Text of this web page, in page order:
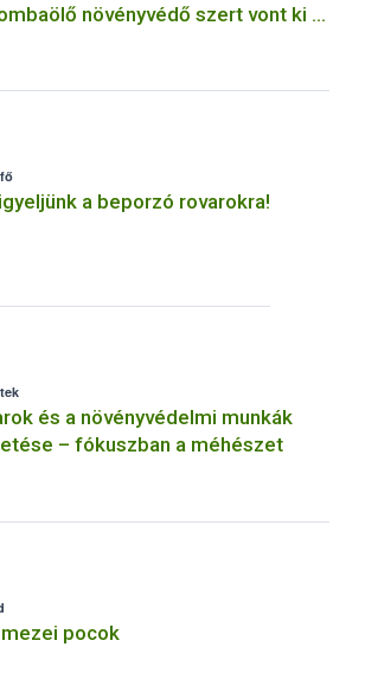
növényvédő szert vont ki a
a beporzó rovarokra!
és a növényvédelmi munkák
– fókuszban a méhészet
pocok